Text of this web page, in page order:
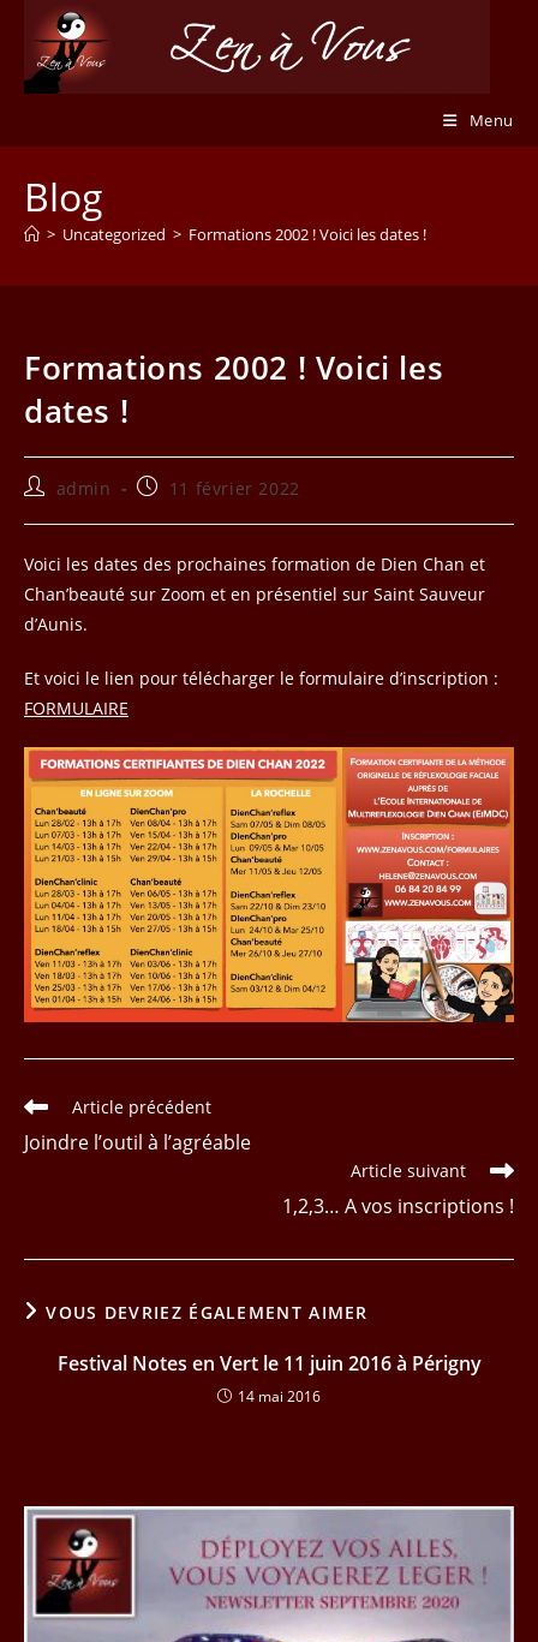
content
Menu
Blog
> Uncategorized > Formations 2002 ! Voici les dates !
Formations 2002 ! Voici les
dates !
Auteur/autrice
la
publication :
admin
Publication
11 février 2022
Voici les dates des prochaines formation de Dien Chan et
Chan’beauté sur Zoom et en présentiel sur Saint Sauveur
d’Aunis.
Et voici le lien pour télécharger le formulaire d’inscription :
FORMULAIRE
Read
articles
Article précédent
Joindre l’outil à l’agréable
Article suivant
1,2,3… A vos inscriptions !
VOUS DEVRIEZ ÉGALEMENT AIMER
Festival Notes en Vert le 11 juin 2016 à Périgny
14 mai 2016